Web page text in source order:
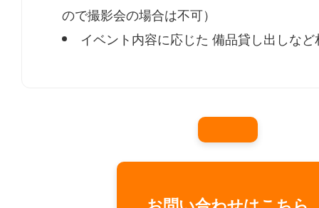
ので撮影会の場合は不可）
イベント内容に応じた 備品貸し出しなど